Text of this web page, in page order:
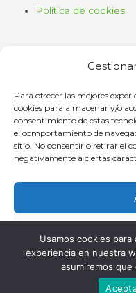
Para ofrecer las mejores
cookies para almacenar y/o
consentimiento de estas
el comportamiento de
sitio. No consentir o retirar el
negativamente a ciertas
Ver
Política de cookies
Política de cookies
Haz clic
marketing y
C/ Comandante Díaz
Usamos cookies
experiencia en nuestra
asumiremos